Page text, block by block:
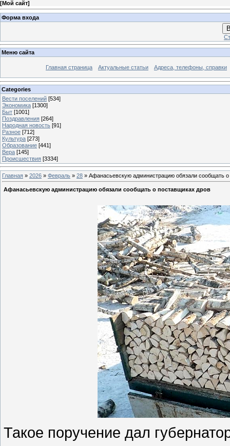
[Мой сайт]
Форма входа
Меню сайта
Главная страница Актуальные статьи Адреса, телефоны, справки
Categories
Вести поселений [534]
Экономика [1300]
Быт [1001]
Поздравления [264]
Народная новость [91]
Разное [712]
Культура [273]
Образование [441]
Вера [145]
Происшествия [3334]
Главная » 2026 » Февраль » 28 » Афанасьевскую администрацию обязали сообщать
Афанасьевскую администрацию обязали сообщать о поставщиках дров
Такое поручение дал